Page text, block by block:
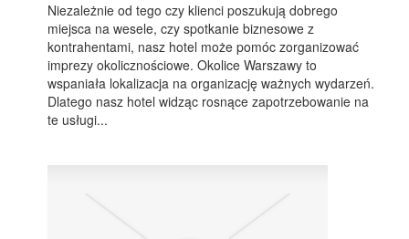
Niezależnie od tego czy klienci poszukują dobrego
miejsca na wesele, czy spotkanie biznesowe z
kontrahentami, nasz hotel może pomóc zorganizować
imprezy okolicznościowe. Okolice Warszawy to
wspaniała lokalizacja na organizację ważnych wydarzeń.
Dlatego nasz hotel widząc rosnące zapotrzebowanie na
te usługi...